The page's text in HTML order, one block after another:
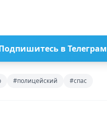
в Телеграм
#полицейский #спас